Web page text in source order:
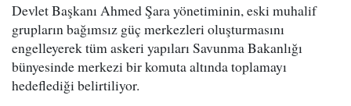
Devlet Başkanı Ahmed Şara yönetiminin, eski muhalif
grupların bağımsız güç merkezleri oluşturmasını
engelleyerek tüm askeri yapıları Savunma Bakanlığı
bünyesinde merkezi bir komuta altında toplamayı
hedeflediği belirtiliyor.